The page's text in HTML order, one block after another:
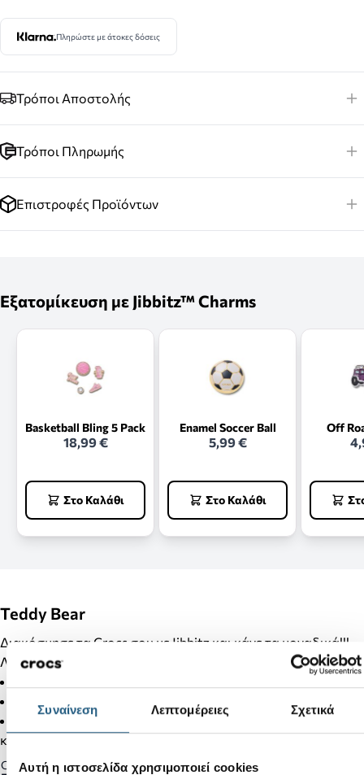
Συναίνεση Λεπτομέρειες Σχετικά
Αυτή η ιστοσελίδα χρησιμοποιεί cookies
Πληρώστε με άτοκες δόσεις
Τρόποι Αποστολής
Τρόποι Πληρωμής
Επιστροφές Προϊόντων
Εξατομίκευση με Jibbitz™ Charms
Basketball Bling 5 Pack
18,99 €
Στο Καλάθι
Enamel Soccer Ball
5,99 €
Στο Καλάθι
Off
Teddy Bear
Διακόσμησε τα Crocs σου με Jibbitz και κάνε τα μοναδικά!!!
Λεπτομέρειες Προϊόντος:
Δεν απευθύνεται σε παιδιά κάτω των 3 ετών.
Στα προϊόντα της κατηγορίας Jibbitz δεν γίνονται αλλαγές
και επιστροφές.
Gender: